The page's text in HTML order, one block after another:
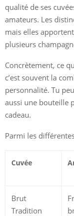
qualité de ses
amateurs. Les
mais elles
plusieurs
Concrètement, ce
c’est souvent la
personnalité. Tu
aussi une bouteille
cadeau.
Parmi les
Cuvée
Brut
Tradition